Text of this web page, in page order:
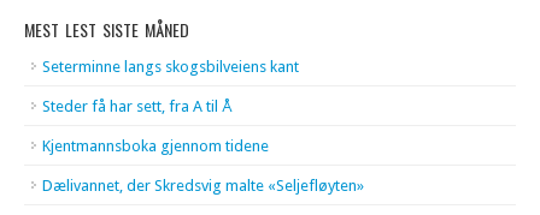
MEST LEST SISTE MÅNED
Seterminne langs skogsbilveiens kant
Steder få har sett, fra A til Å
Kjentmannsboka gjennom tidene
Dælivannet, der Skredsvig malte «Seljefløyten»